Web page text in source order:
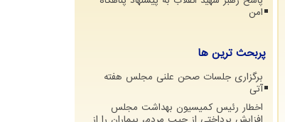
امن
پربحث ترین ها
برگزاری جلسات صحن علنی مجلس هفته
آتی
اخطار رئیس کمیسیون بهداشت مجلس